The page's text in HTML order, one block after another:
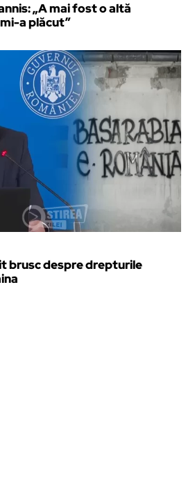
„A mai fost o altă
a plăcut”
brusc despre drepturile